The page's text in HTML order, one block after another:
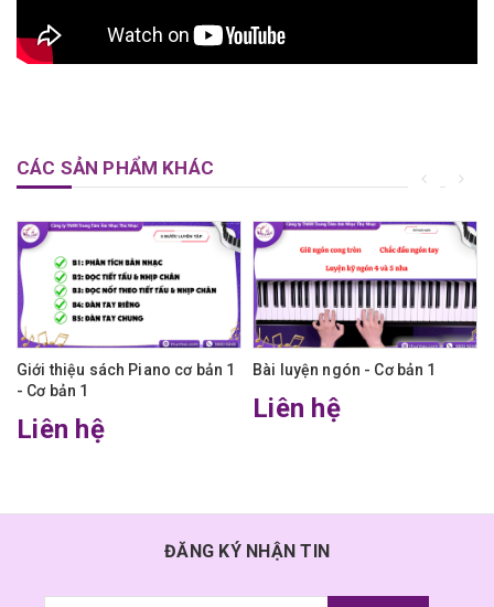
CÁC SẢN PHẨM KHÁC
Giới thiệu sách Piano cơ bản 1
- Cơ bản 1
Liên hệ
Bài luyện ngón - Cơ bản 1
Liên hệ
ĐĂNG KÝ NHẬN TIN